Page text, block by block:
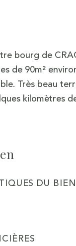
bourg de
de 90m²
Très beau
kilomètres
DU BIEN